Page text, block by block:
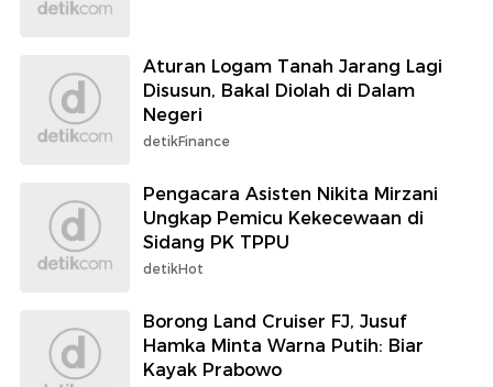
Aturan Logam Tanah Jarang Lagi
Disusun, Bakal Diolah di Dalam
Negeri
detikFinance
Pengacara Asisten Nikita Mirzani
Ungkap Pemicu Kekecewaan di
Sidang PK TPPU
detikHot
Borong Land Cruiser FJ, Jusuf
Hamka Minta Warna Putih: Biar
Kayak Prabowo